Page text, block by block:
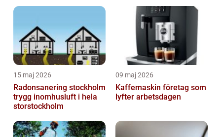
15 maj 2026
Radonsanering stockholm
trygg inomhusluft i hela
storstockholm
09 maj 2026
Kaffemaskin företag som
lyfter arbetsdagen